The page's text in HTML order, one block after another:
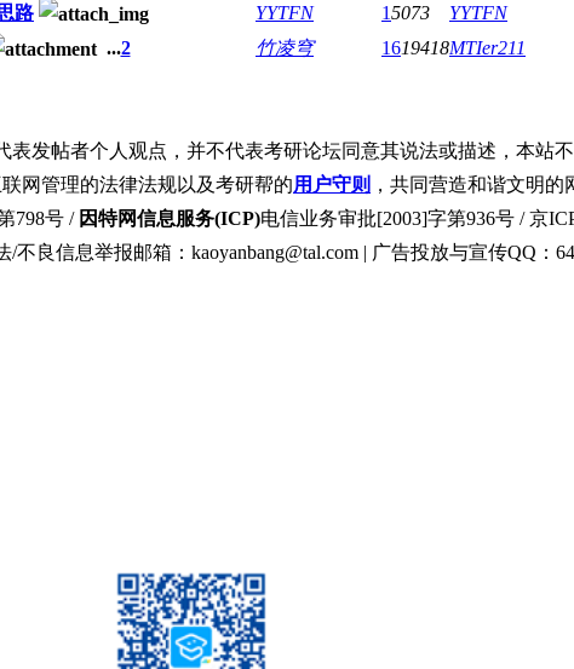
路 YYTFN 15073
YYTFN
...2 竹凌穹 1619418MTIer211
表发帖者个人观点，并不代表考研论坛同意其说法或描述，本站
网管理的法律法规以及考研帮的用户守则 ，共同营造和谐文明
798号 / 因特网信息服务(ICP)电信业务审批[2003]字第936号 / 京
/不良信息举报邮箱：kaoyanbang@tal.com | 广告投放与宣传QQ：